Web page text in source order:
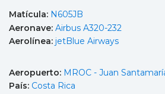
Matícula: N605JB
Aeronave: Airbus A320-232
Aerolínea: jetBlue Airways
Aeropuerto: MROC - Juan
País: Costa Rica